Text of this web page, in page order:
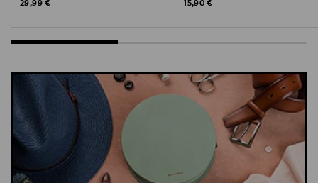
Original Price
29,99 €
Original Price
15,90 €